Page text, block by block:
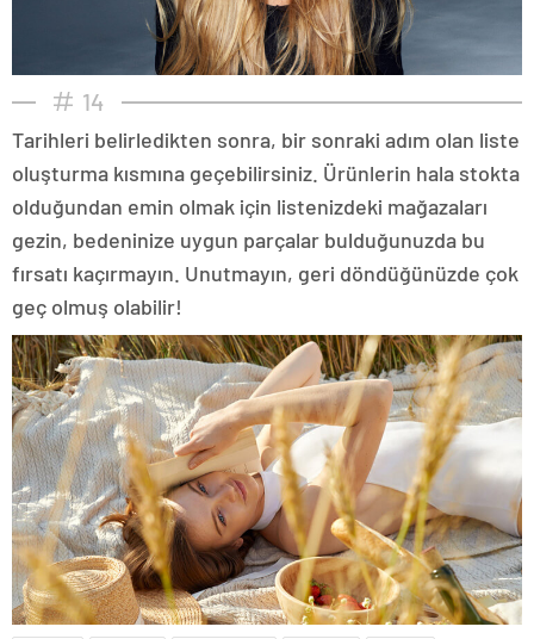
14
Tarihleri belirledikten sonra, bir sonraki adım olan liste
oluşturma kısmına geçebilirsiniz. Ürünlerin hala stokta
olduğundan emin olmak için listenizdeki mağazaları
gezin, bedeninize uygun parçalar bulduğunuzda bu
fırsatı kaçırmayın. Unutmayın, geri döndüğünüzde çok
geç olmuş olabilir!